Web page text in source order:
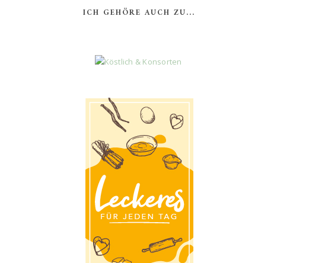
ICH GEHÖRE AUCH ZU...